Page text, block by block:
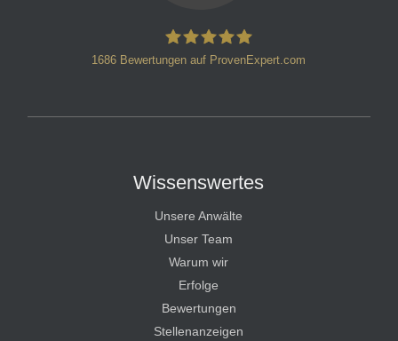
1686 Bewertungen auf ProvenExpert.com
Wissenswertes
Unsere Anwälte
Unser Team
Warum wir
Erfolge
Bewertungen
Stellenanzeigen